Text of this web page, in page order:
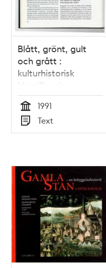
Blått, grönt, gult
och grått :
kulturhistorisk
klassificering av
Stockholms
bebyggelse /
Marianne Råberg
Tid
1991
Typ
Text